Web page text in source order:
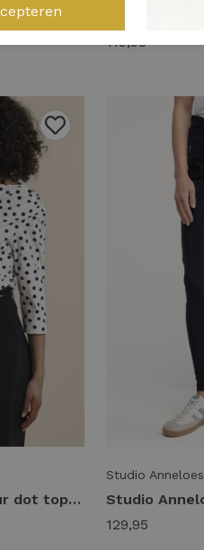
119,95
Studio Anneloes fleur dot top 14428 T-shirt Korte mouw 1790 ecru/black
Studio Anneloes
129,95